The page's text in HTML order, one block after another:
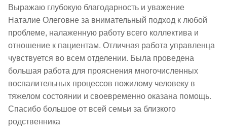
Выражаю глубокую благодарность и уважение
Наталие Олеговне за внимательный подход к любой
проблеме, налаженную работу всего коллектива и
отношение к пациентам. Отличная работа управленца
чувствуется во всем отделении. Была проведена
большая работа для прояснения многочисленных
воспалительных процессов пожилому человеку в
тяжелом состоянии и своевременно оказана помощь.
Спасибо большое от всей семьи за близкого
родственника